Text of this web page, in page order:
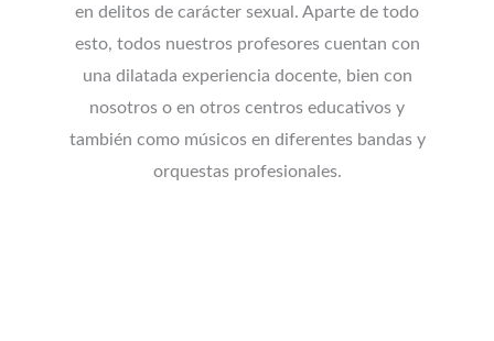
en delitos de carácter sexual. Aparte de todo
esto, todos nuestros profesores cuentan con
una dilatada experiencia docente, bien con
nosotros o en otros centros educativos y
también como músicos en diferentes bandas y
orquestas profesionales.